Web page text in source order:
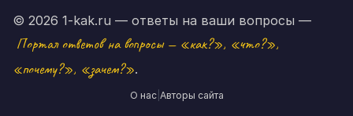
© 2026 1-kak.ru — ответы на ваши вопросы —
Портал ответов на вопросы — «как?», «что?»,
«почему?», «зачем?».
О нас| Авторы сайта